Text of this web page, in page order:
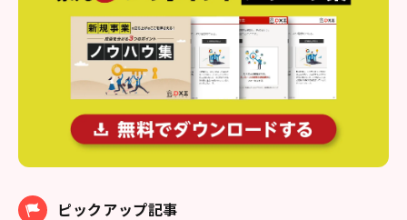
ピックアップ記事